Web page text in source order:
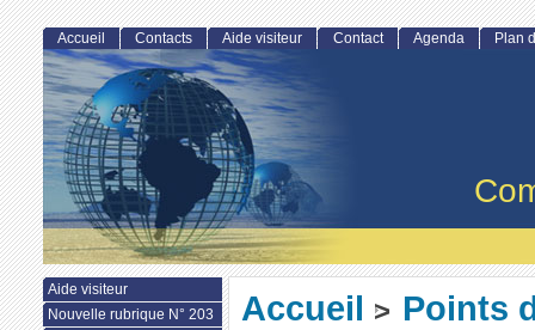
Accueil > Points
Accueil Contacts Aide visiteur Contact Agenda Plan
Aide visiteur
Nouvelle rubrique N° 203